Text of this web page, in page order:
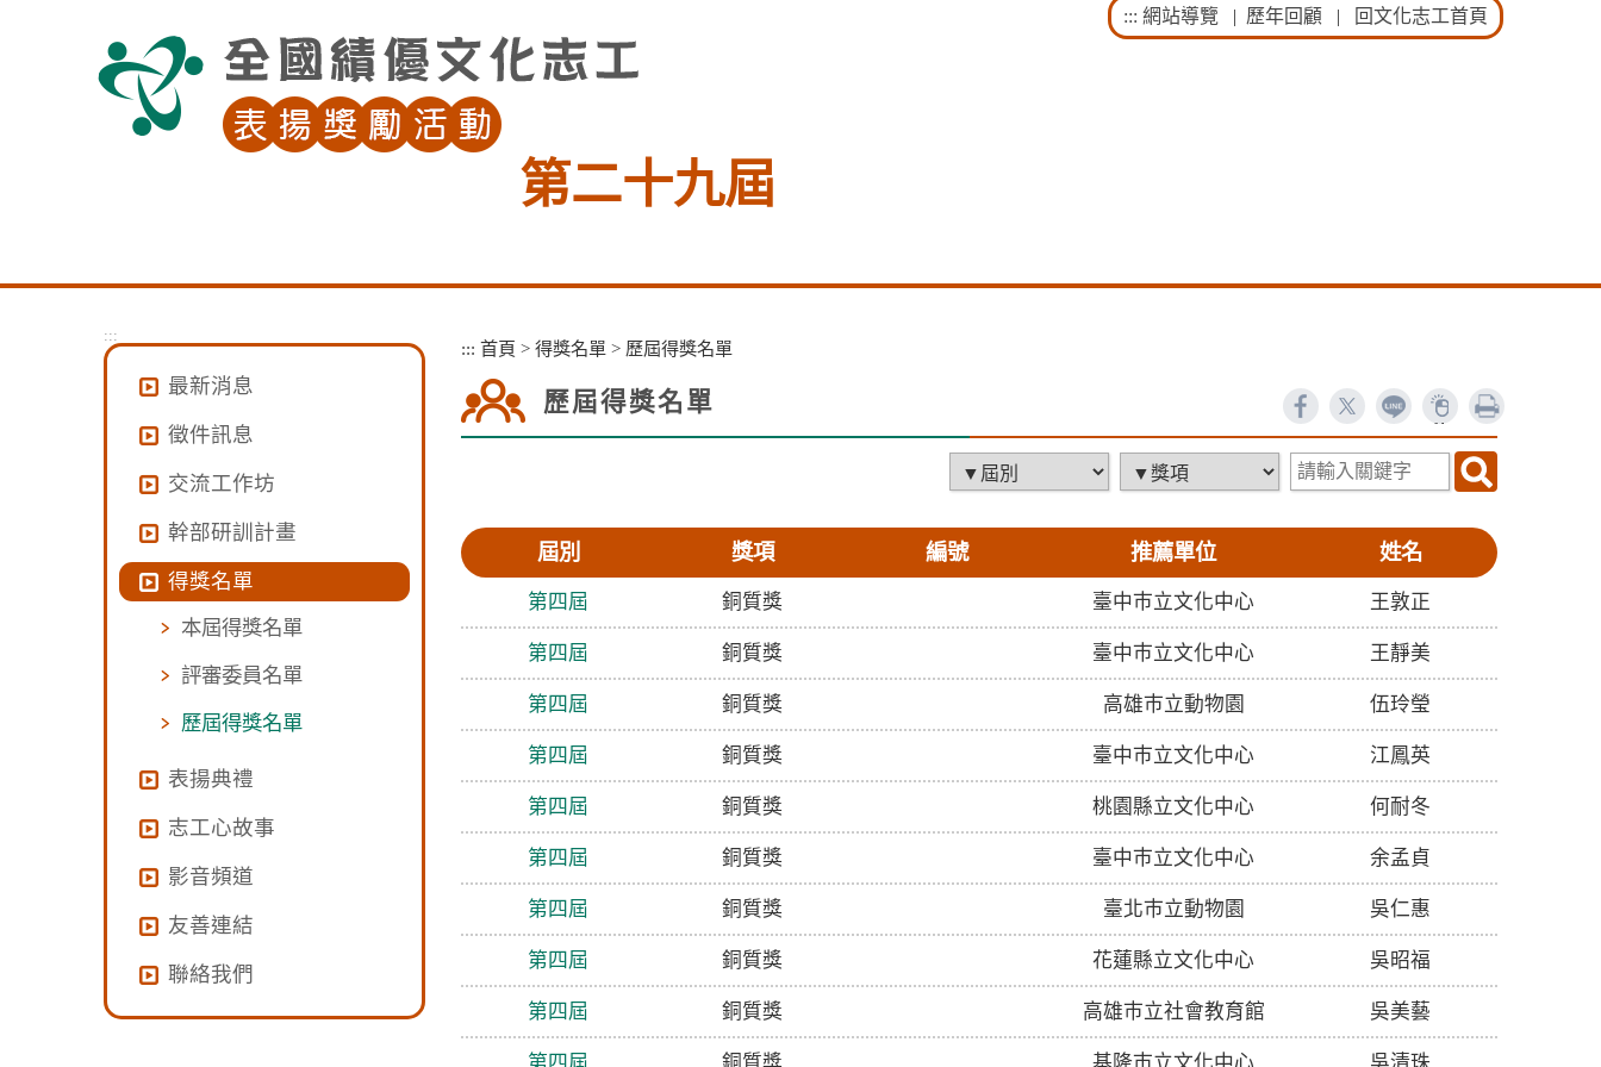
第二十九屆
::: 網站導覽 | 歷年回顧 | 回文化志工首頁
:::
最新消息
徵件訊息
交流工作坊
幹部研訓計畫
得獎名單
本屆得獎名單
評審委員名單
歷屆得獎名單
表揚典禮
志工心故事
影音頻道
友善連結
聯絡我們
::: 首頁 > 得獎名單 > 歷屆得獎名單
歷屆得獎名單
17408
9
屆別 獎項 編號 推薦單位 姓名
第四屆 銅質獎 臺中巿立文化中心 王敦正
第四屆 銅質獎 臺中巿立文化中心 王靜美
第四屆 銅質獎 高雄巿立動物園 伍玲瑩
第四屆 銅質獎 臺中巿立文化中心 江鳳英
第四屆 銅質獎 桃園縣立文化中心 何耐冬
第四屆 銅質獎 臺中巿立文化中心 余孟貞
第四屆 銅質獎 臺北巿立動物園 吳仁惠
第四屆 銅質獎 花蓮縣立文化中心 吳昭福
第四屆 銅質獎 高雄巿立社會教育館 吳美藝